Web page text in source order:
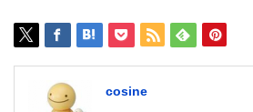
cosine